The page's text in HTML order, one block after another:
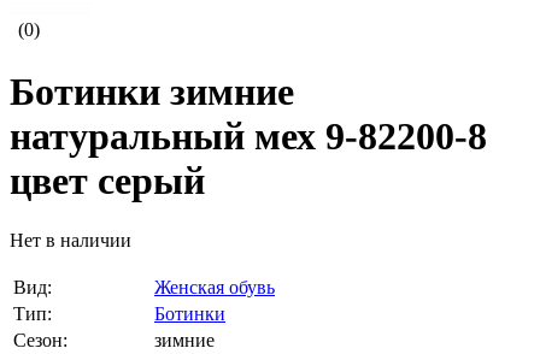
(0)
Ботинки зимние
натуральный мех 9-82200-8
цвет серый
Нет в наличии
Вид:
Женская обувь
Тип:
Ботинки
Сезон:
зимние